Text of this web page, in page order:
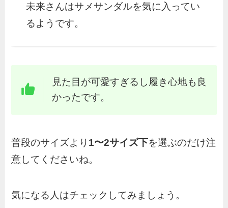
未来さんはサメサンダルを気に入ってい
るようです。
見た目が可愛すぎるし履き心地も良
かったです。
普段のサイズより 1〜2サイズ下を選ぶのだけ注
意してくださいね。
気になる人はチェックしてみましょう。